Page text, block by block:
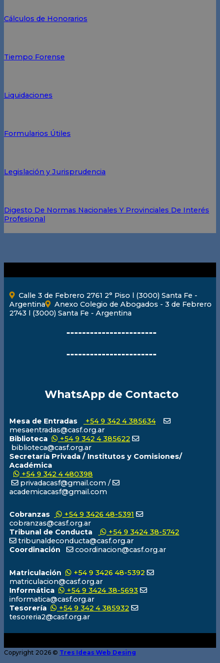
Cálculos de Honorarios
Tiempo Forense
Liquidaciones
Formularios Útiles
Legislación y Jurisprudencia
Digesto De Normas Nacionales Y Provinciales De Interés
Profesional
Calle 3 de Febrero 2761 2° Piso l (3000) Santa Fe -
Argentina
Anexo Colegio de Abogados - 3 de Febrero
2743 l (3000) Santa Fe - Argentina
-----------------------
-----------------------
WhatsApp de Contacto
Mesa de Entradas
+54 9 342 4 385634
mesaentradas@casf.org.ar
Biblioteca
+54 9 342 4 385622
biblioteca@casf.org.ar
Secretaría Privada / Institutos y Comisiones/
Académica
+54 9 342 4 480398
privadacasf@gmail.com /
academicacasf@gmail.com
Cobranzas
+54 9 3426 48-5391
cobranzas@casf.org.ar
Tribunal de Conducta
+54 9 3424 38-5742
tribunaldeconducta@casf.org.ar
Coordinación
coordinacion@casf.org.ar
Matriculación
+54 9 3426 48-5392
matriculacion@casf.org.ar
Informática
+54 9 3424 38-5693
informatica@casf.org.ar
Tesorería
+54 9 342 4 385932
tesoreria2@casf.org.ar
Copyright 2026 © Tres Ideas Web Desing